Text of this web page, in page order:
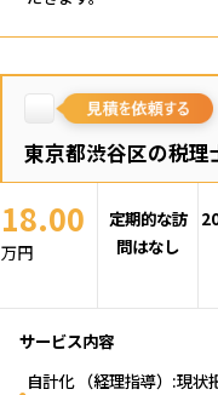
東京都渋谷区の税理
18.00
万円
定期的な訪
問はなし
サービス内容
自計化 （経理指導）:現